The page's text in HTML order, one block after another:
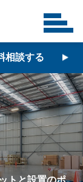
相談する
トと設置のポ